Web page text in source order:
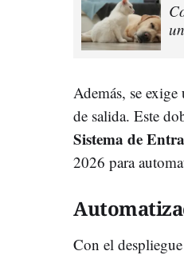
Además, se
de salida. Este
Sistema de
2026 para
Con el